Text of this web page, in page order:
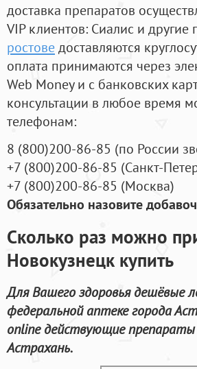
доставка препаратов
VIP клиентов: Сиалис и
ростоведоставляются
оплата принимаются через
Web Money и с банковских
консультации в любое время
телефонам:
8 (800)200-86-85 (по России
+7 (800)200-86-85 (Санкт-
+7 (800)200-86-85 (Москва)
Обязательно назовите
Сколько раз можно
Новокузнецк купить
Для Вашего здоровья дешёвые
федеральной аптеке города
online действующие препараты
Астрахань.